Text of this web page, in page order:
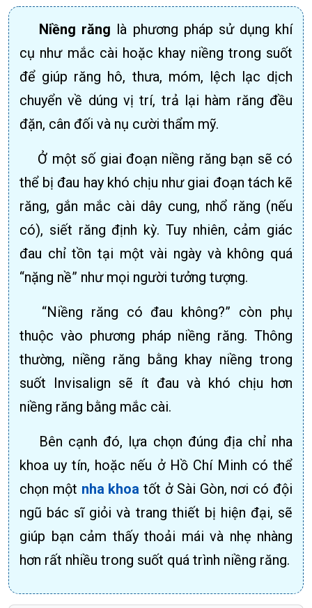
Niềng răng là phương pháp sử dụng khí
cụ như mắc cài hoặc khay niềng trong suốt
để giúp răng hô, thưa, móm, lệch lạc dịch
chuyển về dúng vị trí, trả lại hàm răng đều
đặn, cân đối và nụ cười thẩm mỹ.
Ở một số giai đoạn niềng răng bạn sẽ có
thể bị đau hay khó chịu như giai đoạn tách kẽ
răng, gắn mắc cài dây cung, nhổ răng (nếu
có), siết răng định kỳ. Tuy nhiên, cảm giác
đau chỉ tồn tại một vài ngày và không quá
“nặng nề” như mọi người tưởng tượng.
“Niềng răng có đau không?” còn phụ
thuộc vào phương pháp niềng răng. Thông
thường, niềng răng bằng khay niềng trong
suốt Invisalign sẽ ít đau và khó chịu hơn
niềng răng bằng mắc cài.
Bên cạnh đó, lựa chọn đúng địa chỉ nha
khoa uy tín, hoặc nếu ở Hồ Chí Minh có thể
chọn một nha khoa tốt ở Sài Gòn, nơi có đội
ngũ bác sĩ giỏi và trang thiết bị hiện đại, sẽ
giúp bạn cảm thấy thoải mái và nhẹ nhàng
hơn rất nhiều trong suốt quá trình niềng răng.